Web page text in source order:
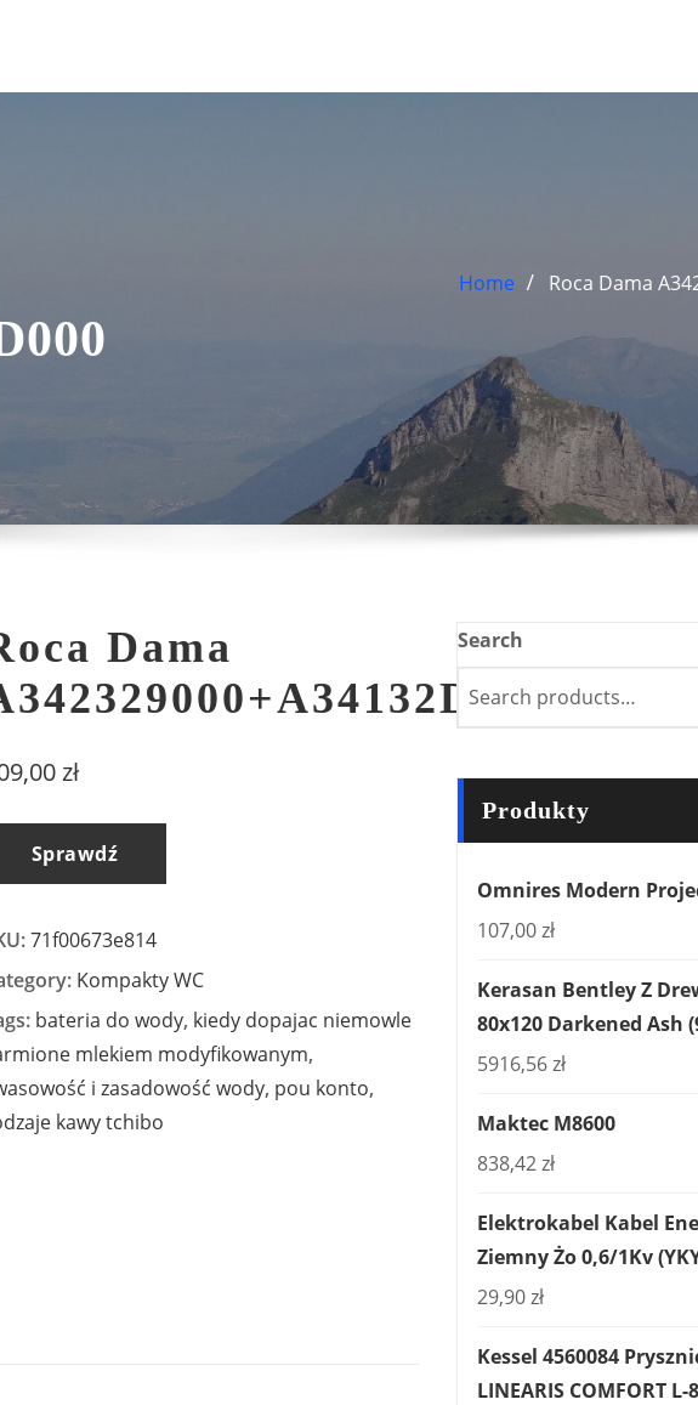
Home Roca Dama
Dama
zł
Sprawdź
71f00673e814
Kompakty WC
bateria do wody, kiedy dopajac niemowle
mlekiem modyfikowanym,
i zasadowość wody, pou konto,
kawy tchibo
Search
Produkty
Omnires Modern
107,00zł
Kerasan Bentley Z
80x120 Darkened Ash
5916,56zł
Maktec M8600
838,42zł
Elektrokabel Kabel
Ziemny Żo 0,6/1Kv
29,90zł
Kessel 4560084
LINEARIS COMFORT